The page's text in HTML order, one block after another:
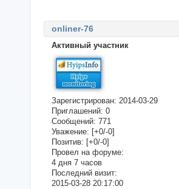
onliner-76
Активный участник
Зарегистрирован: 2014-03-29
Приглашений: 0
Сообщений: 771
Уважение: [+0/-0]
Позитив: [+0/-0]
Провел на форуме:
4 дня 7 часов
Последний визит:
2015-03-28 20:17:00